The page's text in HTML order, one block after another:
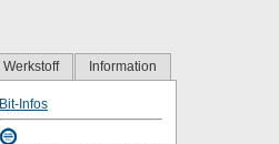
Werkstoff Information
Bit-Infos